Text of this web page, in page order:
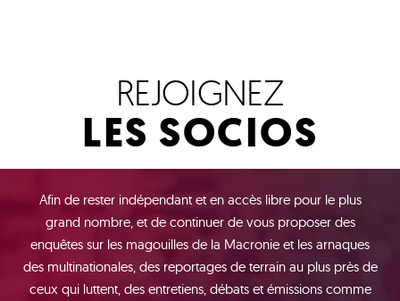
REJOIGNEZ
LES SOCIOS
Afin de rester indépendant et en accès libre pour le plus
grand nombre, et de continuer de vous proposer des
enquêtes sur les magouilles de la Macronie et les arnaques
des multinationales, des reportages de terrain au plus près de
ceux qui luttent, des entretiens, débats et émissions comme